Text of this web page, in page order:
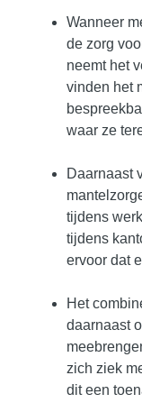
Wanneer
de zorg
neemt het
vinden het
waar ze
Daarnaast
tijdens
tijdens
ervoor dat
Het
daarnaast
zich ziek
dit een